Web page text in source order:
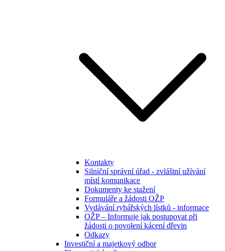
Kontakty
Silniční správní úřad - zvláštní užívání
místí komunikace
Dokumenty ke stažení
Formuláře a žádosti OŽP
Vydávání rybářských lístků - informace
OŽP – Informuje jak postupovat při
žádosti o povolení kácení dřevin
Odkazy
Investiční a majetkový odbor